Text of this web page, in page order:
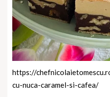
https://
cu-nuca-caramel-si-cafea/